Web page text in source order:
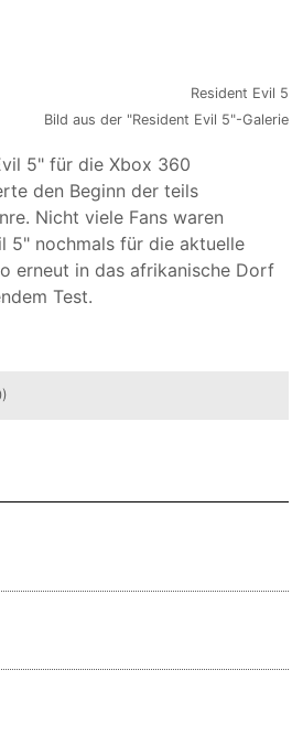
Bild aus der "Resident Evil 5"-Galerie
5" für die Xbox 360
den Beginn der teils
Nicht viele Fans waren
5" nochmals für die aktuelle
erneut in das afrikanische Dorf
Test.